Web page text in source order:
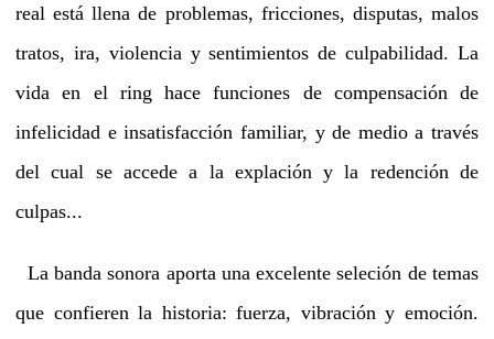
real está llena de problemas, fricciones, disputas, malos
tratos, ira, violencia y sentimientos de culpabilidad. La
vida en el ring hace funciones de compensación de
infelicidad e insatisfacción familiar, y de medio a través
del cual se accede a la explación y la redención de
culpas...
La banda sonora aporta una excelente seleción de temas
que confieren la historia: fuerza, vibración y emoción.